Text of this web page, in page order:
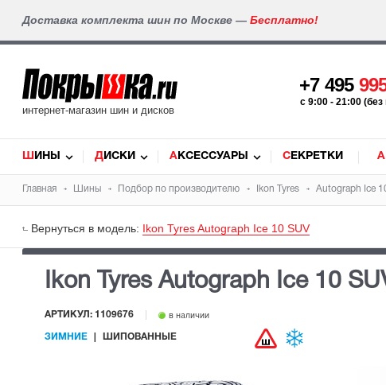
Доставка комплекта шин по Москве — Бесплатно!
интернет-магазин шин и дисков
+7 495
c 9:00 - 21:00
ШИНЫ ДИСКИ АКСЕССУАРЫ СЕКРЕТКИ
Главная Шины Подбор по производителю Ikon Tyres Autograph Ice
Вернуться в модель: Ikon Tyres Autograph Ice 10 SUV
Ikon Tyres Autograph Ice 10
АРТИКУЛ: 1109676 в наличии
ЗИМНИЕ ШИПОВАННЫЕ